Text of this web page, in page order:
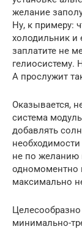
желание
Ну, к примеру:
холодильник и
заплатите не
гелиосистему.
А прослужит
Оказывается,
система
добавлять
не по желанию
одномоментно
максимально
минимально-